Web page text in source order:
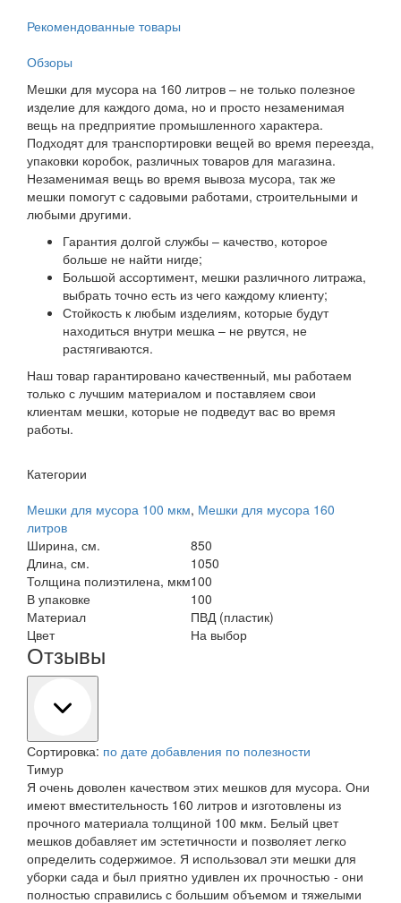
Рекомендованные товары
Обзоры
Мешки для мусора на 160 литров – не только полезное
изделие для каждого дома, но и просто незаменимая
вещь на предприятие промышленного характера.
Подходят для транспортировки вещей во время переезда,
упаковки коробок, различных товаров для магазина.
Незаменимая вещь во время вывоза мусора, так же
мешки помогут с садовыми работами, строительными и
любыми другими.
Гарантия долгой службы – качество, которое
больше не найти нигде;
Большой ассортимент, мешки различного литража,
выбрать точно есть из чего каждому клиенту;
Стойкость к любым изделиям, которые будут
находиться внутри мешка – не рвутся, не
растягиваются.
Наш товар гарантировано качественный, мы работаем
только с лучшим материалом и поставляем свои
клиентам мешки, которые не подведут вас во время
работы.
Категории
Мешки для мусора 100 мкм, Мешки для мусора 160
литров
Ширина, см.
850
Длина, см.
1050
Толщина полиэтилена, мкм100
В упаковке
100
Материал
ПВД (пластик)
Цвет
На выбор
Отзывы
Сортировка: по дате добавления по полезности
Тимур
Я очень доволен качеством этих мешков для мусора. Они
имеют вместительность 160 литров и изготовлены из
прочного материала толщиной 100 мкм. Белый цвет
мешков добавляет им эстетичности и позволяет легко
определить содержимое. Я использовал эти мешки для
уборки сада и был приятно удивлен их прочностью - они
полностью справились с большим объемом и тяжелыми